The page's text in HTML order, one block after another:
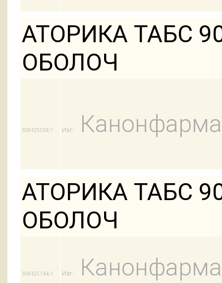
АТОРИКА ТАБС
ОБОЛОЧ
308425558/1 Изг:
АТОРИКА ТАБС
ОБОЛОЧ
308425744/1 Изг: